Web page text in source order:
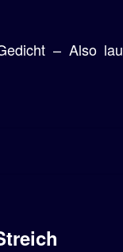
– Also